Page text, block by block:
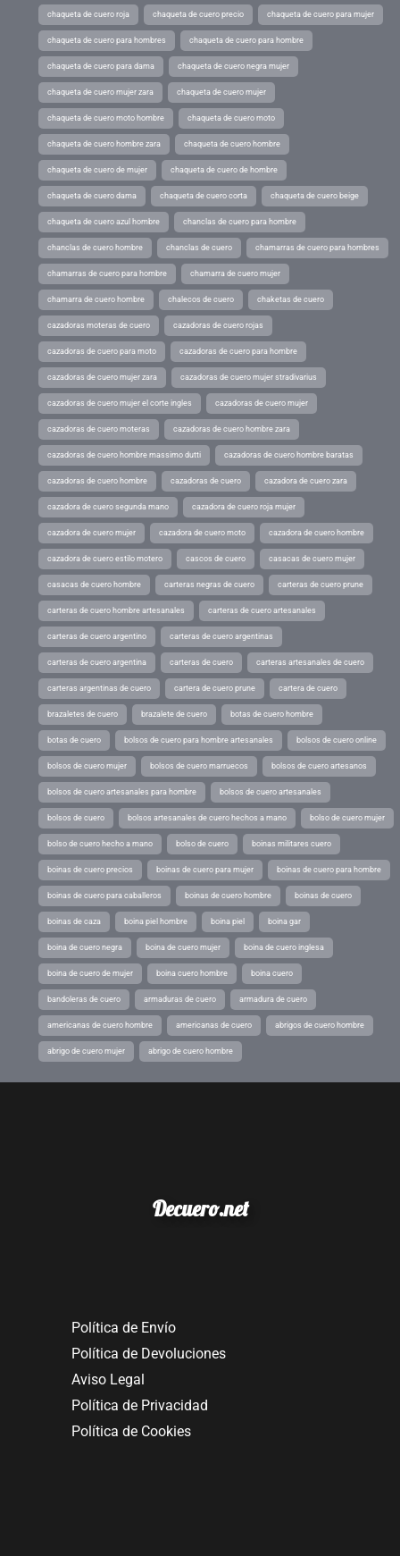
chaqueta de cuero roja chaqueta de cuero precio chaqueta de cuero para mujer
chaqueta de cuero para hombres chaqueta de cuero para hombre
chaqueta de cuero para dama chaqueta de cuero negra mujer
chaqueta de cuero mujer zara chaqueta de cuero mujer
chaqueta de cuero moto hombre chaqueta de cuero moto
chaqueta de cuero hombre zara chaqueta de cuero hombre
chaqueta de cuero de mujer chaqueta de cuero de hombre
chaqueta de cuero dama chaqueta de cuero corta chaqueta de cuero beige
chaqueta de cuero azul hombre chanclas de cuero para hombre
chanclas de cuero hombre chanclas de cuero chamarras de cuero para hombres
chamarras de cuero para hombre chamarra de cuero mujer
chamarra de cuero hombre chalecos de cuero chaketas de cuero
cazadoras moteras de cuero cazadoras de cuero rojas
cazadoras de cuero para moto cazadoras de cuero para hombre
cazadoras de cuero mujer zara cazadoras de cuero mujer stradivarius
cazadoras de cuero mujer el corte ingles cazadoras de cuero mujer
cazadoras de cuero moteras cazadoras de cuero hombre zara
cazadoras de cuero hombre massimo dutti cazadoras de cuero hombre baratas
cazadoras de cuero hombre cazadoras de cuero cazadora de cuero zara
cazadora de cuero segunda mano cazadora de cuero roja mujer
cazadora de cuero mujer cazadora de cuero moto cazadora de cuero hombre
cazadora de cuero estilo motero cascos de cuero casacas de cuero mujer
casacas de cuero hombre carteras negras de cuero carteras de cuero prune
carteras de cuero hombre artesanales carteras de cuero artesanales
carteras de cuero argentino carteras de cuero argentinas
carteras de cuero argentina carteras de cuero carteras artesanales de cuero
carteras argentinas de cuero cartera de cuero prune cartera de cuero
brazaletes de cuero brazalete de cuero botas de cuero hombre
botas de cuero bolsos de cuero para hombre artesanales bolsos de cuero online
bolsos de cuero mujer bolsos de cuero marruecos bolsos de cuero artesanos
bolsos de cuero artesanales para hombre bolsos de cuero artesanales
bolsos de cuero bolsos artesanales de cuero hechos a mano bolso de cuero mujer
bolso de cuero hecho a mano bolso de cuero boinas militares cuero
boinas de cuero precios boinas de cuero para mujer boinas de cuero para hombre
boinas de cuero para caballeros boinas de cuero hombre boinas de cuero
boinas de caza boina piel hombre boina piel boina gar
boina de cuero negra boina de cuero mujer boina de cuero inglesa
boina de cuero de mujer boina cuero hombre boina cuero
bandoleras de cuero armaduras de cuero armadura de cuero
americanas de cuero hombre americanas de cuero abrigos de cuero hombre
abrigo de cuero mujer abrigo de cuero hombre
Decuero.net
Política de Envío
Política de Devoluciones
Aviso Legal
Política de Privacidad
Política de Cookies